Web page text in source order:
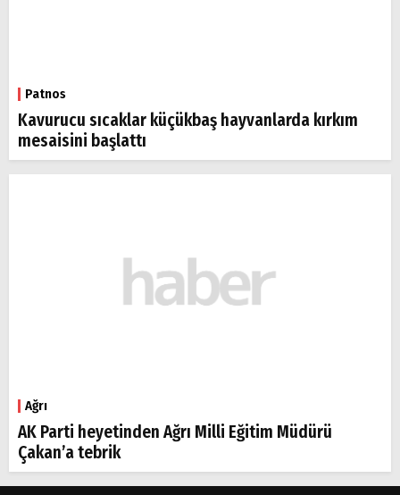
Patnos
Kavurucu sıcaklar küçükbaş hayvanlarda kırkım
mesaisini başlattı
Ağrı
AK Parti heyetinden Ağrı Milli Eğitim Müdürü
Çakan’a tebrik